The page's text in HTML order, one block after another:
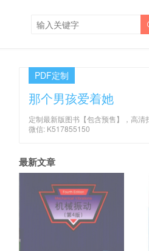
PDF定制
那个男孩爱着她
定制最新版图书【包含预售】，高清
微信: K517855150
最新文章